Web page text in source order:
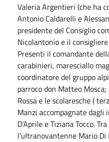
Valeria Argentieri (che ha
Antonio Caldarelli e
presidente del Consiglio
Nicolantonio e il
Presenti il comandante
carabinieri, maresciallo
coordinatore del gruppo
parroco don Matteo
Rossa e le scolaresche (
Manzi accompagnate
D'Aprile e Tiziana Tocco.
l'ultranovantenne Mario Di